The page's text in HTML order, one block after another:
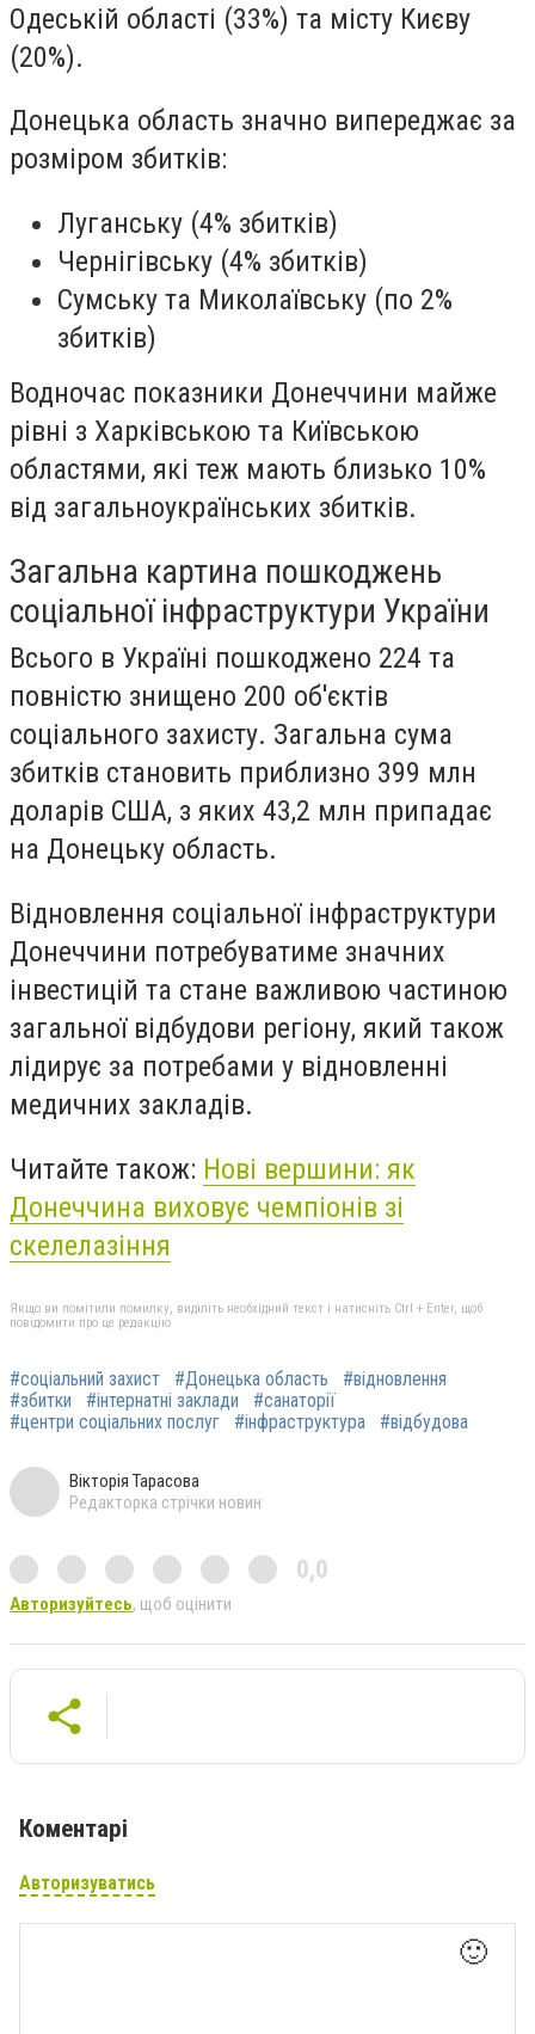
Одеській області (33%) та місту Києву
(20%).
Донецька область значно випереджає за
розміром збитків:
Луганську (4% збитків)
Чернігівську (4% збитків)
Сумську та Миколаївську (по 2%
збитків)
Водночас показники Донеччини майже
рівні з Харківською та Київською
областями, які теж мають близько 10%
від загальноукраїнських збитків.
Загальна картина пошкоджень
соціальної інфраструктури України
Всього в Україні пошкоджено 224 та
повністю знищено 200 об'єктів
соціального захисту. Загальна сума
збитків становить приблизно 399 млн
доларів США, з яких 43,2 млн припадає
на Донецьку область.
Відновлення соціальної інфраструктури
Донеччини потребуватиме значних
інвестицій та стане важливою частиною
загальної відбудови регіону, який також
лідирує за потребами у відновленні
медичних закладів.
Читайте також: Нові вершини: як
Донеччина виховує чемпіонів зі
скелелазіння
Якщо ви помітили помилку, виділіть необхідний текст і натисніть Ctrl + Enter, щоб
повідомити про це редакцію
#соціальний захист #Донецька область
#відновлення
#збитки
#інтернатні заклади
#санаторії
#центри соціальних послуг
#інфраструктура #відбудова
Вікторія Тарасова
Редакторка стрічки новин
0,0
Авторизуйтесь, щоб оцінити
Коментарі
Авторизуватись
🙂